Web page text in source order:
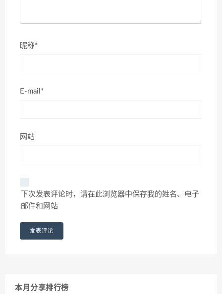
昵称*
E-mail*
网站
下次发表评论时，请在此浏览器中保存我的姓名、电子
邮件和网站
本月分享排行榜